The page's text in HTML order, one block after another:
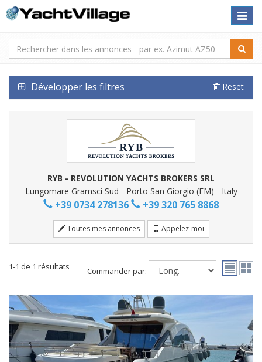
Toggle
Développer les filtres Reset
RYB - REVOLUTION YACHTS BROKERS SRL
Lungomare Gramsci Sud - Porto San Giorgio (FM) - Italy
+39 0734 278136 +39 320 765 8868
Toutes mes annonces Appelez-moi
1-1 de 1 résultats Commander par: